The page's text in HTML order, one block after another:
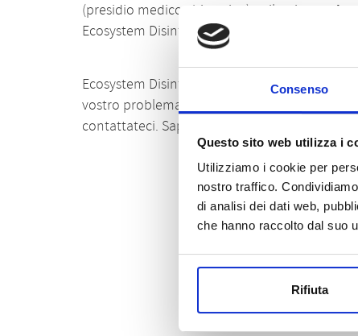
Consenso
Questo sito web utilizza i
Utilizziamo i cookie per
nostro traffico.
di analisi dei dati web,
che hanno raccolto dal suo
Rifiuta
(presidio medico chirurgico) e rilascia
Ecosystem Disinfestazioni trova la soluzione
Ecosystem Disinfestazioni effettua
vostro problema, a Bologna e provincia, con
contattateci. Sapremo consigliarvi e darvi